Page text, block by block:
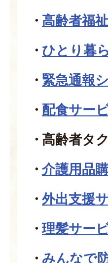
高齢者福
ひとり暮
緊急通報
配食サー
高齢者タ
介護用品
外出支援
理髪サー
みんなで